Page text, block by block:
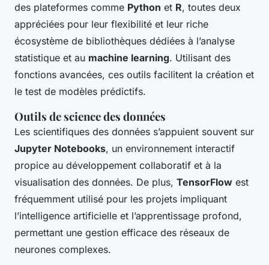
des plateformes comme Python et R, toutes deux
appréciées pour leur flexibilité et leur riche
écosystème de bibliothèques dédiées à l’analyse
statistique et au machine learning. Utilisant des
fonctions avancées, ces outils facilitent la création et
le test de modèles prédictifs.
Outils de science des données
Les scientifiques des données s’appuient souvent sur
Jupyter Notebooks, un environnement interactif
propice au développement collaboratif et à la
visualisation des données. De plus, TensorFlow est
fréquemment utilisé pour les projets impliquant
l’intelligence artificielle et l’apprentissage profond,
permettant une gestion efficace des réseaux de
neurones complexes.